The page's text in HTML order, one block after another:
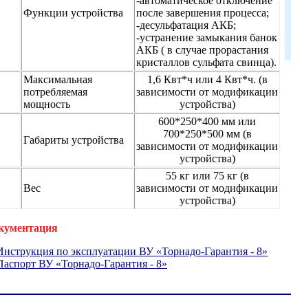
Функции устройства
после завершения процесса;
-десульфатация АКБ;
-устранение замыкания банок
АКБ ( в случае прорастания
кристаллов сульфата свинца).
Максимальная
потребляемая
мощность
1,6 Квт*ч или 4 Квт*ч. (в
зависимости от модификации
устройства)
Габариты устройства
600*250*400 мм или
700*250*500 мм (в
зависимости от модификации
устройства)
Вес
55 кг или 75 кг (в
зависимости от модификации
устройства)
по эксплуатации ВУ «Торнадо-Гарантия - 8»
ВУ «Торнадо-Гарантия - 8»